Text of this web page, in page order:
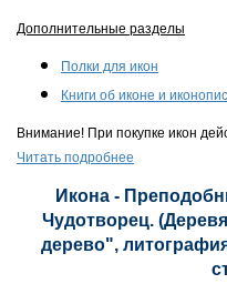
Дополнительные разделы
Полки для икон
Книги об иконе и
Внимание! При покупке икон
Читать подробнее
Икона -
Чудотворец.
дерево",